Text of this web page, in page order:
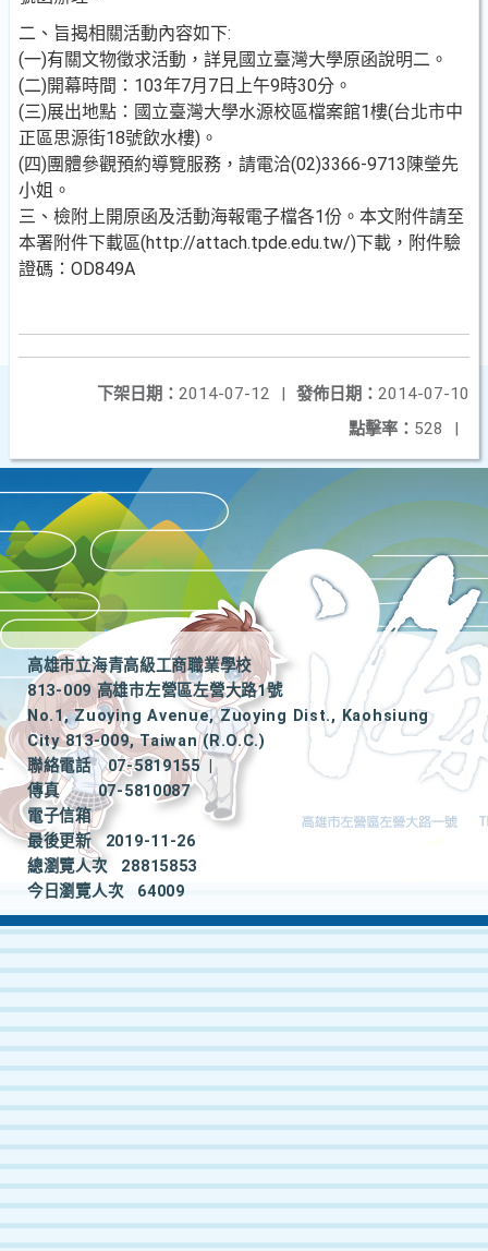
二、旨揭相關活動內容如下:
(一)有關文物徵求活動，詳見國立臺灣大學原函說明二。
(二)開幕時間：103年7月7日上午9時30分。
(三)展出地點：國立臺灣大學水源校區檔案館1樓(台北市中
正區思源街18號飲水樓)。
(四)團體參觀預約導覽服務，請電洽(02)3366-9713陳瑩先
小姐。
三、檢附上開原函及活動海報電子檔各1份。本文附件請至
本署附件下載區(http://attach.tpde.edu.tw/)下載，附件驗
證碼：OD849A
發佈日期： 2014-07-10
下架日期： 2014-07-12
|
點擊率： 528 |
高雄市立海青高級工商職業學校
813-009 高雄市左營區左營大路1號
No.1, Zuoying Avenue, Zuoying Dist., Kaohsiung
City 813-009, Taiwan (R.O.C.)
聯絡電話
07-5819155
|
傳真
07-5810087
電子信箱
最後更新
2019-11-26
總瀏覽人次
28815853
今日瀏覽人次
64009